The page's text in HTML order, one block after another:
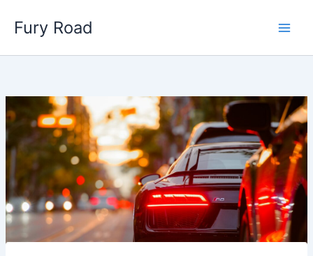
Fury Road